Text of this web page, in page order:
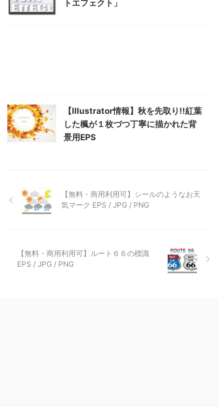
トエフェクト」
【Illustrator情報】秋を先取り!!紅葉
した楓が１枚づつ丁寧に描かれた背
景用EPS
【無料・商用利用可】シールのようなお天
気マーク EPS / JPG / PNG
【無料・商用利用可】ルート６６の標識
EPS / JPG / PNG